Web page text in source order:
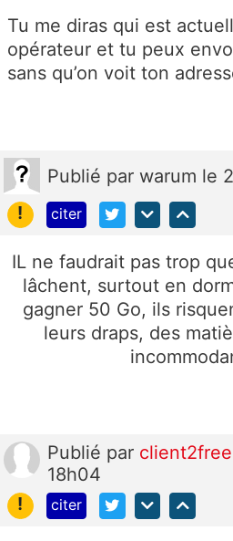
Tu me diras qui est
opérateur et tu peux
sans qu’on voit ton
Publié par warum le
!
citer
IL ne faudrait pas trop
lâchent, surtout en
gagner 50 Go, ils
leurs draps, des
Publié par client2free
18h04
!
citer